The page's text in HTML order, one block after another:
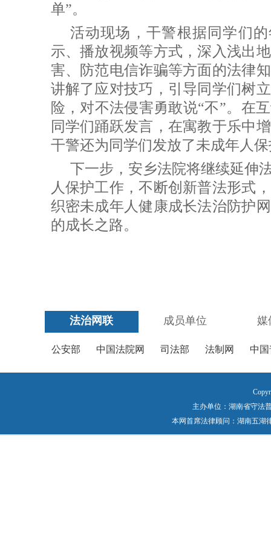
单”。
活动现场，干警根据同学们
示、播放视频等方式，深入浅出
害、防范电信诈骗等方面的法律
讲解了应对技巧，引导同学们树
险，对不法侵害勇敢说“不”。在
同学们踊跃发言，在寓教于乐中
干警还为同学们发放了未成年人
下一步，安乡法院将继续延伸
人保护工作，不断创新普法形式
织密未成年人健康成长法治防护
的成长之路。
法治网联 成员单位 媒
公安部 中国法院网 司法部 法制网 中
主办单位：湖南省守法
本网首席法律顾问：湖南五湖